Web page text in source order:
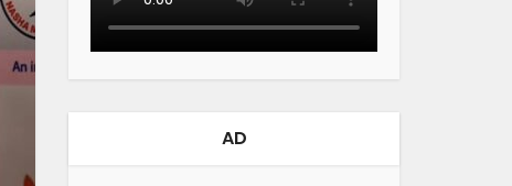
AD